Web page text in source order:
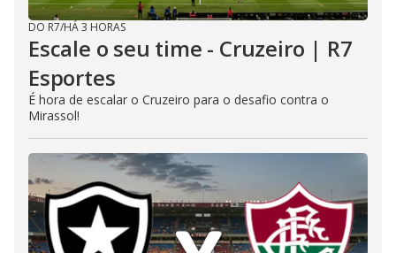
DO R7/HÁ 3 HORAS
Escale o seu time - Cruzeiro | R7
Esportes
É hora de escalar o Cruzeiro para o desafio contra o
Mirassol!